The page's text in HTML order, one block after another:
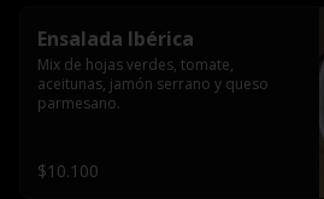
Ensalada Ibérica
Mix de hojas verdes, tomate,
aceitunas, jamón serrano y queso
parmesano.
$10.100